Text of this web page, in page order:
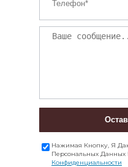
Нажимая Кнопку, Я
Персональных
Конфиденциальности